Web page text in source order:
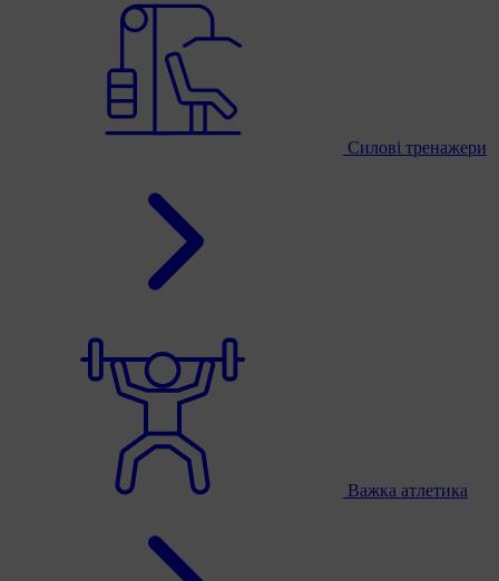
Силові тренажери
Важка атлетика